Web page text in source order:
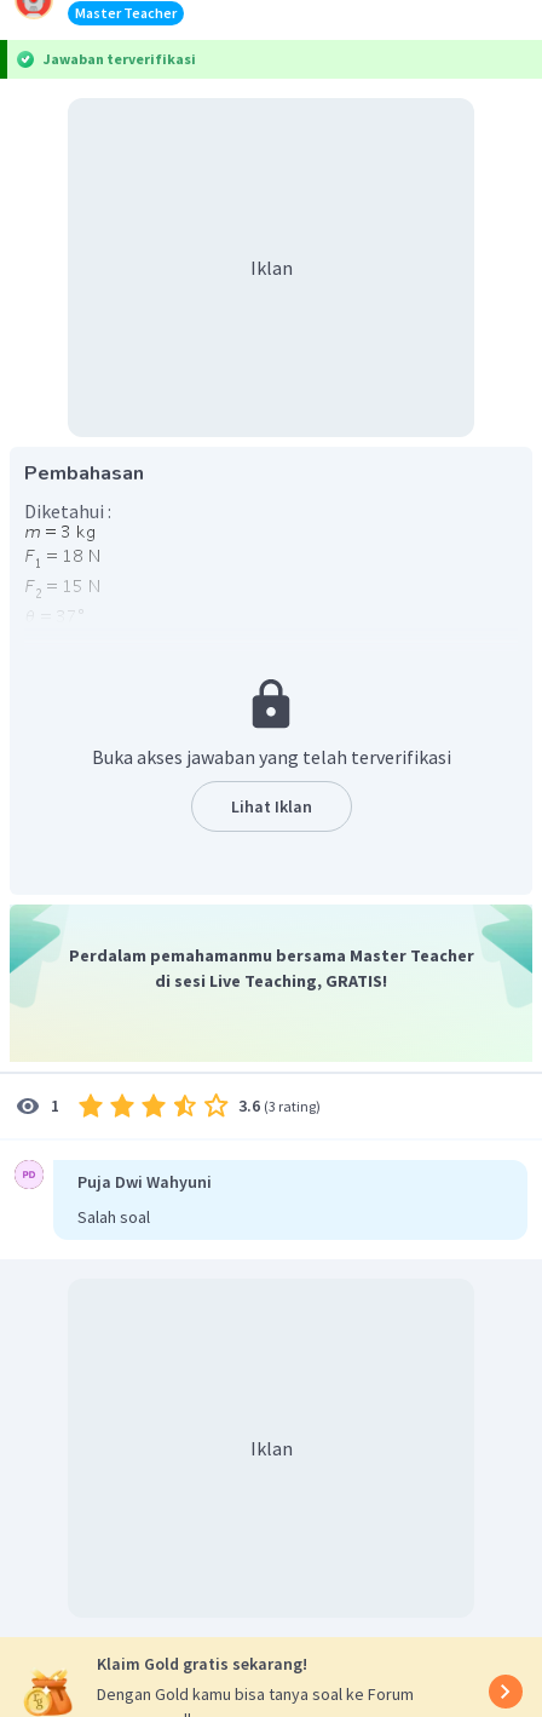
Master Teacher
Jawaban terverifikasi
Iklan
Pembahasan
Diketahui :
Uraikan terlebih dahulu F2 ke arah sumbu X (sejajar dengan
Gunakan persamaan Hukum II Newton untuk menentukan
Dengan demikian besar percepatan adalah
Buka akses jawaban yang telah terverifikasi
Lihat Iklan
Perdalam pemahamanmu bersama Master Teacher
di sesi Live Teaching, GRATIS!
1 3.6 (3 rating)
Puja Dwi Wahyuni
Salah soal
Iklan
Klaim Gold gratis sekarang!
Dengan Gold kamu bisa tanya soal ke Forum